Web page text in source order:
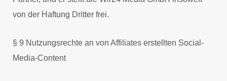
von der Haftung Dritter frei.
§ 9 Nutzungsrechte an von Affiliates erstellten Social-
Media-Content